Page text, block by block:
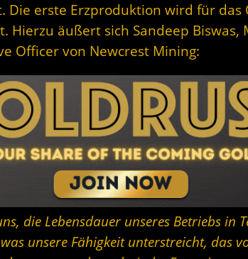
Die erste Erzproduktion wird für das
Hierzu äußert sich Sandeep Biswas,
Officer von Newcrest Mining:
die Lebensdauer unseres Betriebs in
unsere Fähigkeit unterstreicht, das